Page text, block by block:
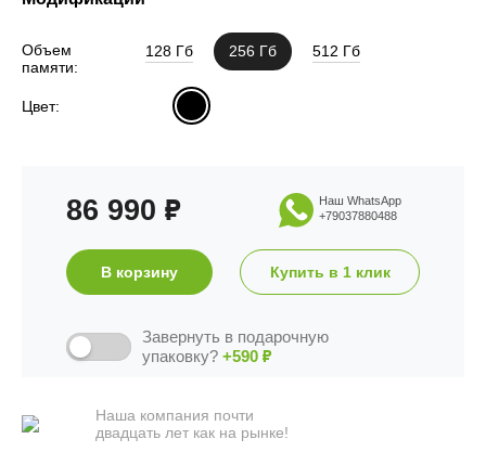
Объем
памяти:
128 Гб 256 Гб 512 Гб
Цвет:
86 990 ₽
Наш WhatsApp
+79037880488
В корзину Купить в 1 клик
Завернуть в подарочную
упаковку? +590 ₽
Наша компания почти
двадцать лет как на рынке!